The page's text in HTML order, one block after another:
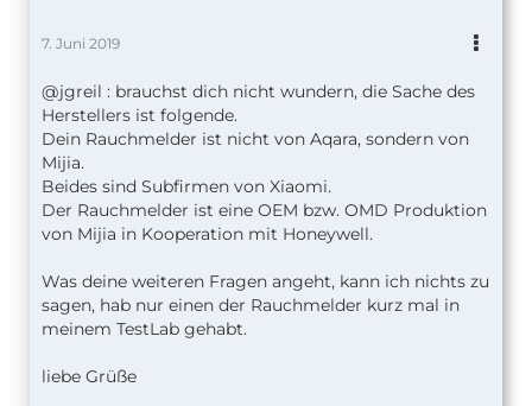
7. Juni 2019
@jgreil : brauchst dich nicht wundern, die Sache des
Herstellers ist folgende.
Dein Rauchmelder ist nicht von Aqara, sondern von
Mijia.
Beides sind Subfirmen von Xiaomi.
Der Rauchmelder ist eine OEM bzw. OMD Produktion
von Mijia in Kooperation mit Honeywell.
Was deine weiteren Fragen angeht, kann ich nichts zu
sagen, hab nur einen der Rauchmelder kurz mal in
meinem TestLab gehabt.
liebe Grüße